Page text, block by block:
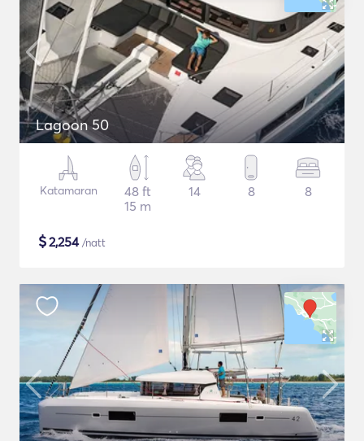
Lagoon 50
Katamaran
48 ft
15 m
14 8 8
$2,254/natt